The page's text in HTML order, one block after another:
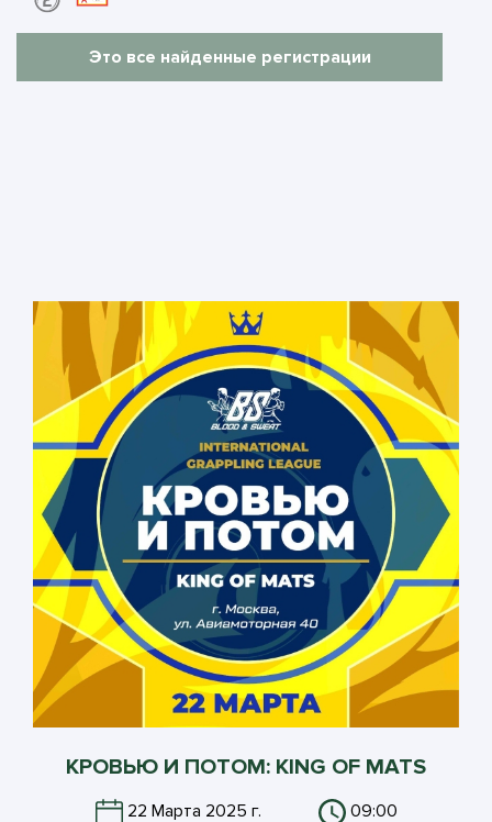
Это все найденные регистрации
КРОВЬЮ И ПОТОМ: KING OF MATS
22 Марта 2025 г. 09:00